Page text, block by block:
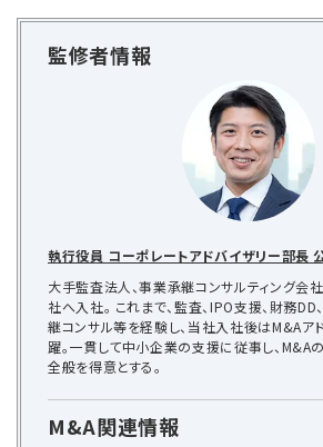
監修者情報
執行役員 コーポレートアドバイザリー部長
大手監査法人、事業承継コンサルティング会
社へ入社。 これまで、監査、IPO支援、財務
継コンサル等を経験し、当社入社後はM&Aア
躍。一貫して中小企業の支援に従事し、M&A
全般を得意とする。
M&A関連情報